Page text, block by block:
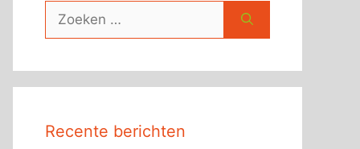
naar:
Recente berichten